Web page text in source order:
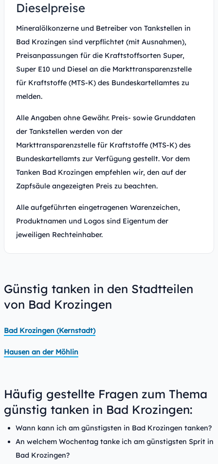
Dieselpreise
Mineralölkonzerne und Betreiber von Tankstellen in
Bad Krozingen sind verpflichtet (mit Ausnahmen),
Preisanpassungen für die Kraftstoffsorten Super,
Super E10 und Diesel an die Markttransparenzstelle
für Kraftstoffe (MTS-K) des Bundeskartellamtes zu
melden.
Alle Angaben ohne Gewähr. Preis- sowie Grunddaten
der Tankstellen werden von der
Markttransparenzstelle für Kraftstoffe (MTS-K) des
Bundeskartellamts zur Verfügung gestellt. Vor dem
Tanken Bad Krozingen empfehlen wir, den auf der
Zapfsäule angezeigten Preis zu beachten.
Alle aufgeführten eingetragenen Warenzeichen,
Produktnamen und Logos sind Eigentum der
jeweiligen Rechteinhaber.
Günstig tanken in den Stadtteilen
von Bad Krozingen
Bad Krozingen (Kernstadt)
Hausen an der Möhlin
Häufig gestellte Fragen zum Thema
günstig tanken in Bad Krozingen:
Wann kann ich am günstigsten in Bad Krozingen tanken?
An welchem Wochentag tanke ich am günstigsten Sprit in
Bad Krozingen?